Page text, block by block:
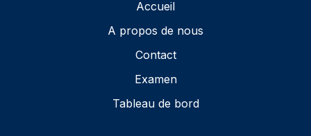
Accueil
A propos de nous
Contact
Examen
Tableau de bord